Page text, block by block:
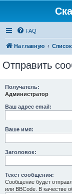
FAQ
На главную
Отправить
Получатель:
Администратор
Ваш адрес email:
Ваше имя:
Заголовок:
Текст сообщения:
Сообщение будет
или BBCode. В качестве